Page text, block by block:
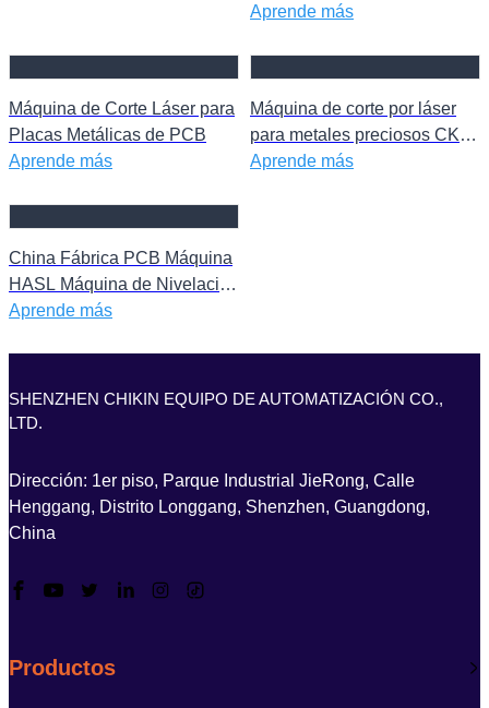
FPC Ck-L5252
Aprende más
Máquina de Corte Láser para
Placas Metálicas de PCB
Aprende más
Máquina de corte por láser
para metales preciosos CK-
L3020
Aprende más
China Fábrica PCB Máquina
HASL Máquina de Nivelación
de Aire Caliente para
de Superficie PCB
Aprende más
SHENZHEN CHIKIN EQUIPO DE AUTOMATIZACIÓN CO.,
LTD.
Dirección: 1er piso, Parque Industrial JieRong, Calle
Henggang, Distrito Longgang, Shenzhen, Guangdong,
China
Productos